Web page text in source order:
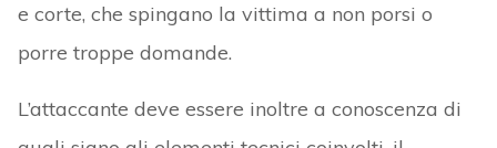
e corte, che spingano la vittima a non porsi o
porre troppe domande.
L’attaccante deve essere inoltre a conoscenza di